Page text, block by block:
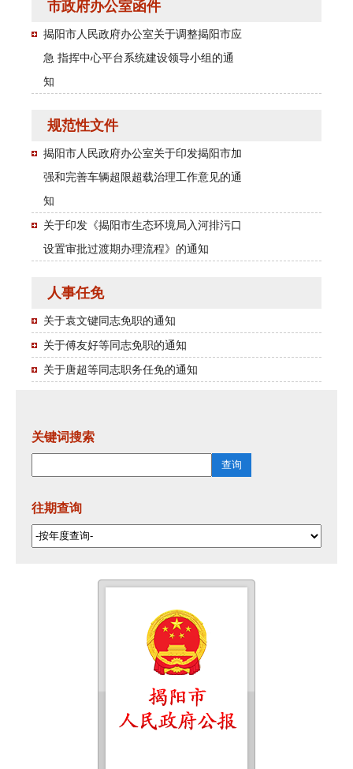
市政府办公室函件
揭阳市人民政府办公室关于调整揭阳市应
急 指挥中心平台系统建设领导小组的通
知
规范性文件
揭阳市人民政府办公室关于印发揭阳市加
强和完善车辆超限超载治理工作意见的通
知
关于印发《揭阳市生态环境局入河排污口
设置审批过渡期办理流程》的通知
人事任免
关于袁文键同志免职的通知
关于傅友好等同志免职的通知
关于唐超等同志职务任免的通知
关键词搜索
往期查询